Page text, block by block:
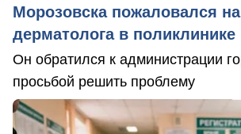
Морозовска пожаловался на
дерматолога в поликлинике
Он обратился к администрации
просьбой решить проблему